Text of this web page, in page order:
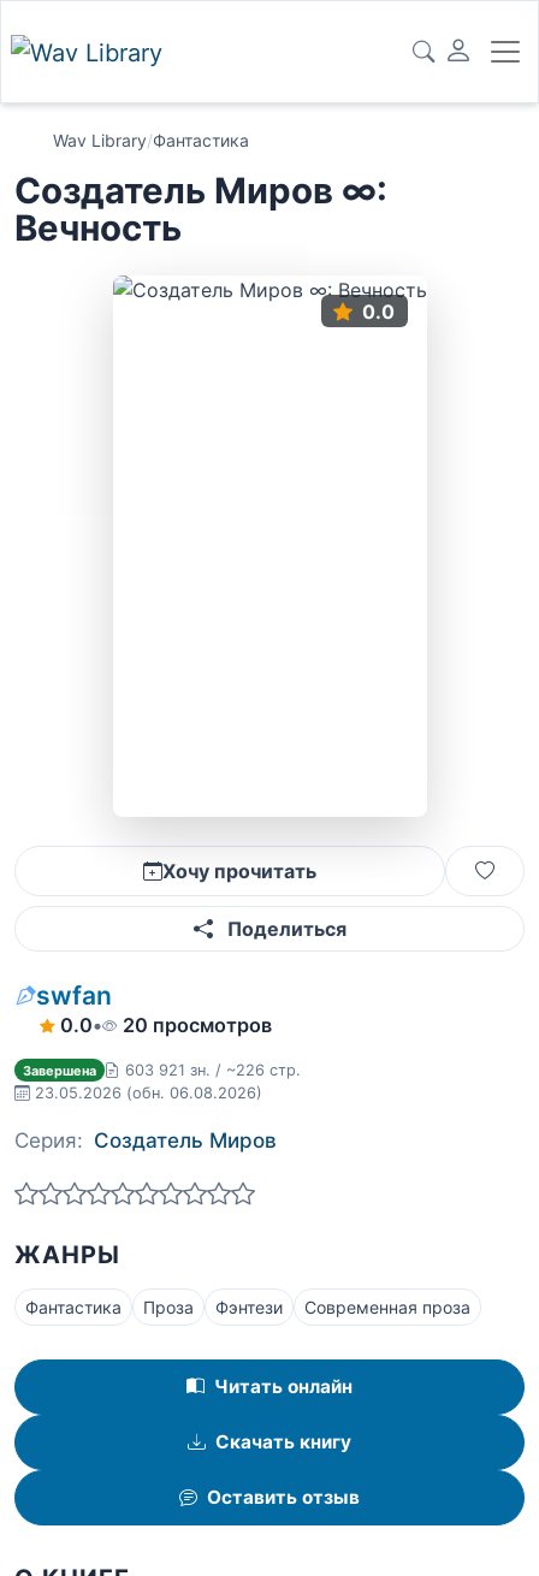
Wav Library/Фантастика
Создатель Миров ∞:
Вечность
0.0
Хочу прочитать
Поделиться
swfan
0.0• 20 просмотров
Завершена
603 921 зн. / ~226 стр.
23.05.2026 (обн. 06.08.2026)
Серия: Создатель Миров
ЖАНРЫ
Фантастика Проза Фэнтези Современная проза
Читать онлайн
Скачать книгу
Оставить отзыв